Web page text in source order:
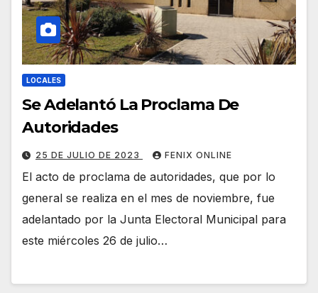
LOCALES
Se Adelantó La Proclama De
Autoridades
25 DE JULIO DE 2023 FENIX ONLINE
El acto de proclama de autoridades, que por lo
general se realiza en el mes de noviembre, fue
adelantado por la Junta Electoral Municipal para
este miércoles 26 de julio…